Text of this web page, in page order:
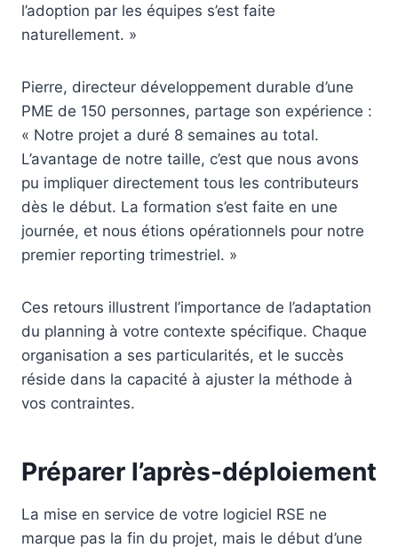
l’adoption par les équipes s’est faite
naturellement. »
Pierre, directeur développement durable d’une
PME de 150 personnes, partage son expérience :
« Notre projet a duré 8 semaines au total.
L’avantage de notre taille, c’est que nous avons
pu impliquer directement tous les contributeurs
dès le début. La formation s’est faite en une
journée, et nous étions opérationnels pour notre
premier reporting trimestriel. »
Ces retours illustrent l’importance de l’adaptation
du planning à votre contexte spécifique. Chaque
organisation a ses particularités, et le succès
réside dans la capacité à ajuster la méthode à
vos contraintes.
Préparer l’après-déploiement
La mise en service de votre logiciel RSE ne
marque pas la fin du projet, mais le début d’une